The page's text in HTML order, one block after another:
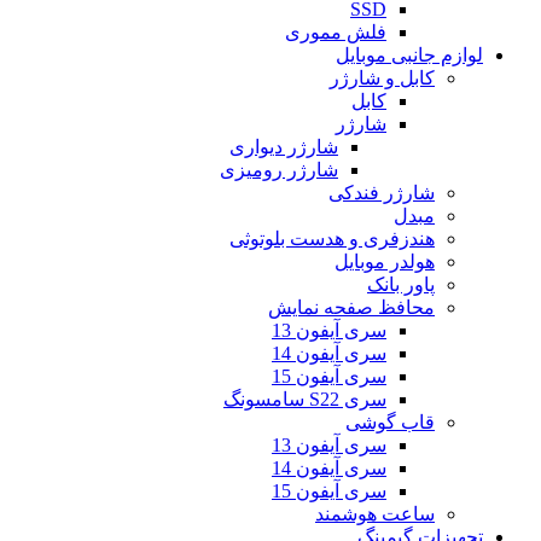
SSD
فلش مموری
لوازم جانبی موبایل
کابل و شارژر
کابل
شارژر
شارژر دیواری
شارژر رومیزی
شارژر فندکی
مبدل
هندزفری و هدست بلوتوثی
هولدر موبایل
پاور بانک
محافظ صفحه نمایش
سری آیفون 13
سری آیفون 14
سری آیفون 15
سری S22 سامسونگ
قاب گوشی
سری آیفون 13
سری آیفون 14
سری آیفون 15
ساعت هوشمند
تجهیزات گیمینگ